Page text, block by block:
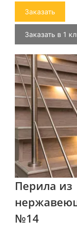
Заказать
Заказать в 1
Перила из
№14